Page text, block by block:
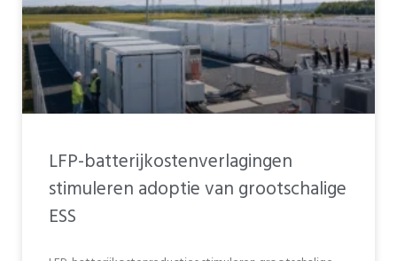
LFP-batterijkostenverlagingen
stimuleren adoptie van grootschalige
ESS